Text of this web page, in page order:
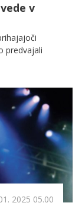
v
predvajali
2025 05.00